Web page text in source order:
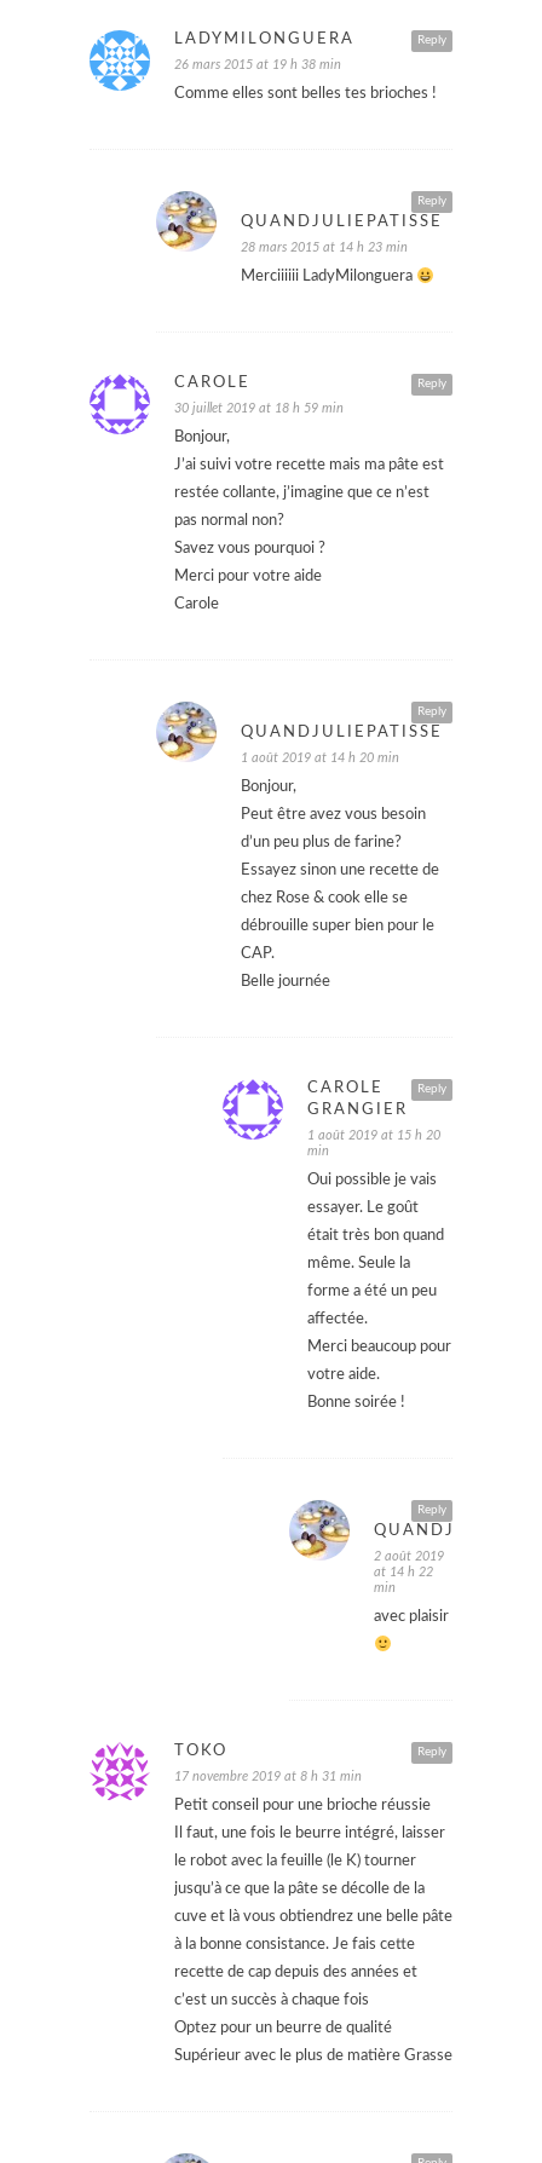
Reply
LADYMILONGUERA
26 mars 2015 at 19 h 38 min
Comme elles sont belles tes brioches !
Reply
QUANDJULIEPATISSE
28 mars 2015 at 14 h 23 min
Merciiiiii LadyMilonguera
Reply
CAROLE
30 juillet 2019 at 18 h 59 min
Bonjour,
J’ai suivi votre recette mais ma pâte est
restée collante, j’imagine que ce n’est
pas normal non?
Savez vous pourquoi ?
Merci pour votre aide
Carole
Reply
QUANDJULIEPATISSE
1 août 2019 at 14 h 20 min
Bonjour,
Peut être avez vous besoin
d’un peu plus de farine?
Essayez sinon une recette de
chez Rose & cook elle se
débrouille super bien pour le
CAP.
Belle journée
Reply
CAROLE
GRANGIER
1 août 2019 at 15 h 20
min
Oui possible je vais
essayer. Le goût
était très bon quand
même. Seule la
forme a été un peu
affectée.
Merci beaucoup pour
votre aide.
Bonne soirée !
Reply
2 août 2019
at 14 h 22
min
avec plaisir
Reply
TOKO
17 novembre 2019 at 8 h 31 min
Petit conseil pour une brioche réussie
Il faut, une fois le beurre intégré, laisser
le robot avec la feuille (le K) tourner
jusqu’à ce que la pâte se décolle de la
cuve et là vous obtiendrez une belle pâte
à la bonne consistance. Je fais cette
recette de cap depuis des années et
c’est un succès à chaque fois
Optez pour un beurre de qualité
Supérieur avec le plus de matière Grasse